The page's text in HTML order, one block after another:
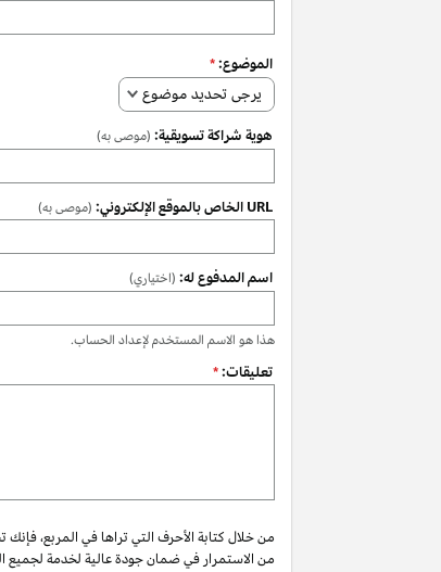
الموضوع:*
يرجى تحديد موضوع
هوية شراكة تسويقية: (موصى به)
URL الخاص بالموقع الإلكتروني: (موصى به)
اسم المدفوع له: (اختياري)
هذا هو الاسم المستخدم لإعداد الحساب.
تعليقات:*
من خلال كتابة الأحرف التي تراها في المربع،
من الاستمرار في ضمان جودة عالية لخدمة لجميع